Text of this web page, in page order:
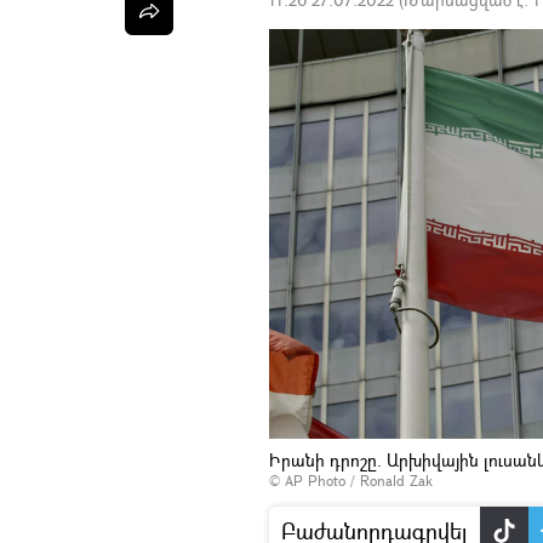
Իրանի դրոշը. Արխիվային
© AP Photo / Ronald Zak
Բաժանորդագրվել